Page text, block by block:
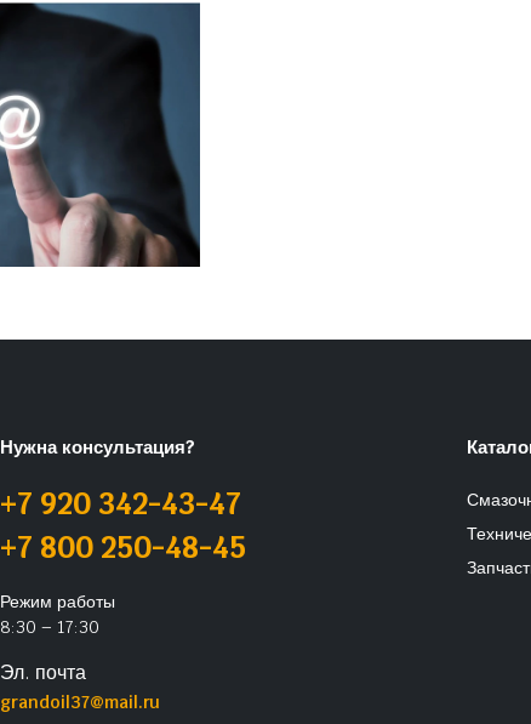
Нужна консультация?
+7 920 342-43-47
+7 800 250-48-45
Режим работы
8:30 – 17:30
Эл. почта
grandoil37@mail.ru